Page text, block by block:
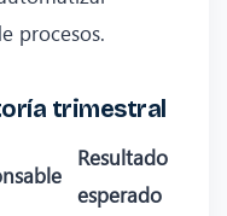
procesos.
trimestral
Resultado
esperado